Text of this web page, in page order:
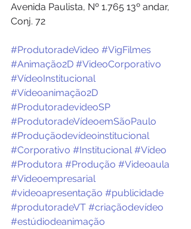
Avenida Paulista, Nº 1.765 13º andar,
Conj. 72
#ProdutoradeVideo #VigFilmes
#Animação2D #VideoCorporativo
#VídeoInstitucional
#Vídeoanimação2D
#ProdutoradevideoSP
#ProdutoradeVídeoemSãoPaulo
#Produçãodevídeoinstitucional
#Corporativo #Institucional #Vídeo
#Produtora #Produção #Videoaula
#Videoempresarial
#videoapresentação #publicidade
#produtoradeVT #criaçãodevídeo
#estúdiodeanimação